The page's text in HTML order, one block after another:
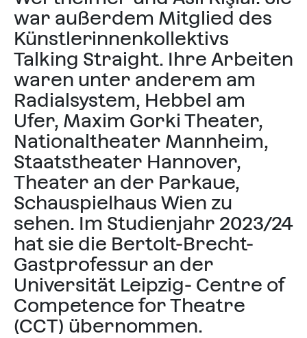
war außerdem Mitglied des
Künstlerinnenkollektivs
Talking Straight. Ihre Arbeiten
waren unter anderem am
Radialsystem, Hebbel am
Ufer, Maxim Gorki Theater,
Nationaltheater Mannheim,
Staatstheater Hannover,
Theater an der Parkaue,
Schauspielhaus Wien zu
sehen. Im Studienjahr 2023/24
hat sie die Bertolt-Brecht-
Gastprofessur an der
Universität Leipzig- Centre of
Competence for Theatre
(CCT) übernommen.